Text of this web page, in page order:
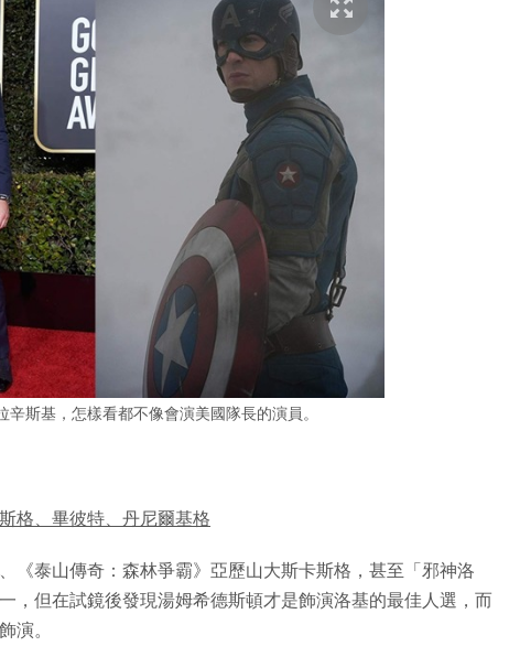
辛斯基，怎樣看都不像會演美國隊長的演員。
格、畢彼特、丹尼爾基格
《泰山傳奇：森林爭霸》亞歷山大斯卡斯格，甚至「邪神洛
，但在試鏡後發現湯姆希德斯頓才是飾演洛基的最佳人選，而
演。